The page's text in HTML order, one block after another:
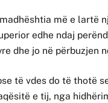
më e lartë
edhe ndaj
dhe jo në përbuzjen
të vdes do të thotë
e tij, nga